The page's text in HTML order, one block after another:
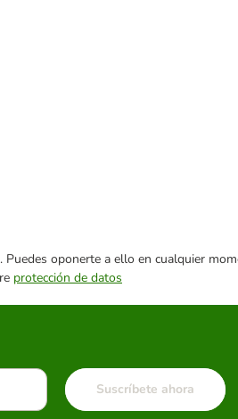
oponerte a ello en cualquier
protección de datos
Suscríbete ahora